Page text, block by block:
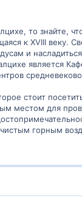
то знайте,
к XVIII
и
является
стоит
местом для
горным